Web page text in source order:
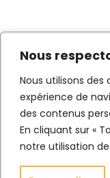
Nous
Nous utilisons
expérience de
des contenus
En cliquant sur «
notre utilisation